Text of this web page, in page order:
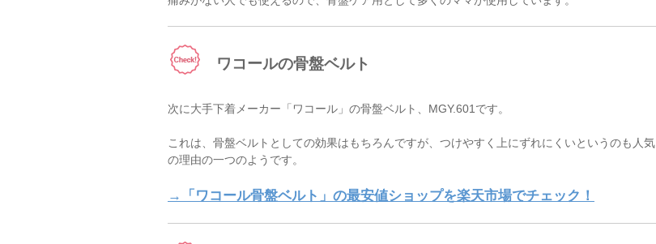
ワコールの骨盤ベルト
次に大手下着メーカー「ワコール」の骨盤ベルト、MGY.601です。
これは、骨盤ベルトとしての効果はもちろんですが、つけやすく上にずれにくいというのも人気
の理由の一つのようです。
→「ワコール骨盤ベルト」の最安値ショップを楽天市場でチェック！